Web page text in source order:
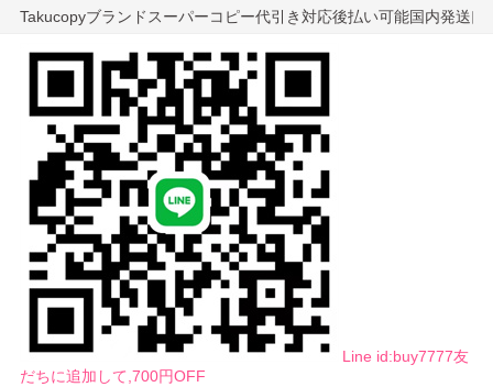
Takucopyブランドスーパーコピー代引き対応後払い可能国内発送
Line id:buy7777友
だちに追加して,700円OFF